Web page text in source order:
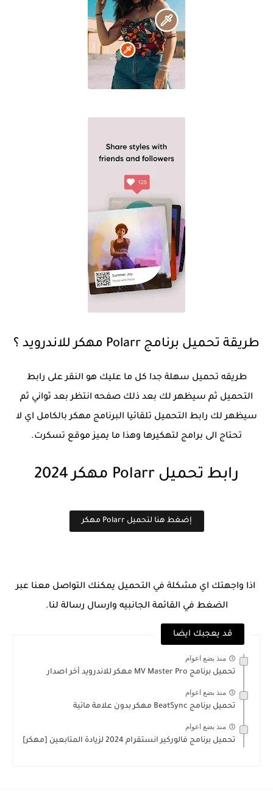
طريقة تحميل برنامج Polarr مهكر للاندرويد ؟
طريقه تحميل سهلة جدا كل ما عليك هو النقر على رابط
التحميل ثم سيظهر لك بعد ذلك صفحه انتظر بعد ثواني ثم
سيظهر لك رابط التحميل تلقائيا البرنامج مهكر بالكامل اي لا
تحتاج الى برامج لتهكيرها وهذا ما يميز موقع تسكرت.
رابط تحميل Polarr مهكر 2024
إضغط هنا لتحميل Polarr مهكر
اذا واجهتك اي مشكلة في التحميل يمكنك التواصل معنا عبر
الضغط في القائمة الجانبيه وارسال رسالة لنا.
قد يعجبك ايضا
منذ بضع اعوام
تحميل برنامج MV Master Pro مهكر للاندرويد أخر اصدار
منذ بضع اعوام
تحميل برنامج BeatSync مهكر بدون علامة مائية
منذ بضع اعوام
تحميل برنامج فالوركير انستقرام 2024 لزيادة المتابعين [مهكر]